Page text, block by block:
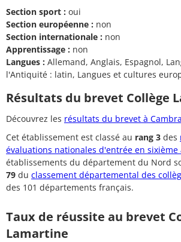
Section sport : oui
Section européenne : non
Section internationale : non
Apprentissage : non
Langues : Allemand, Anglais, Espagnol,
l'Antiquité : latin, Langues et cultures
Résultats du brevet Collège
Découvrez les résultats du brevet à
Cet établissement est classé au rang 3 des
évaluations nationales d'entrée en sixième
établissements du département du Nord
79 du classement départemental des
des 101 départements français.
Taux de réussite au brevet
Lamartine